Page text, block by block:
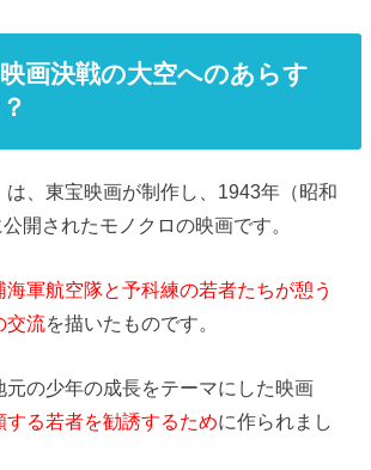
映画決戦の大空へのあらす
は、東宝映画が制作し、1943年（昭和
開されたモノクロの映画です。
海軍航空隊と予科練の若者たちが憩う
交流を描いたものです。
元の少年の成長をテーマにした映画
する若者を勧誘するために作られまし